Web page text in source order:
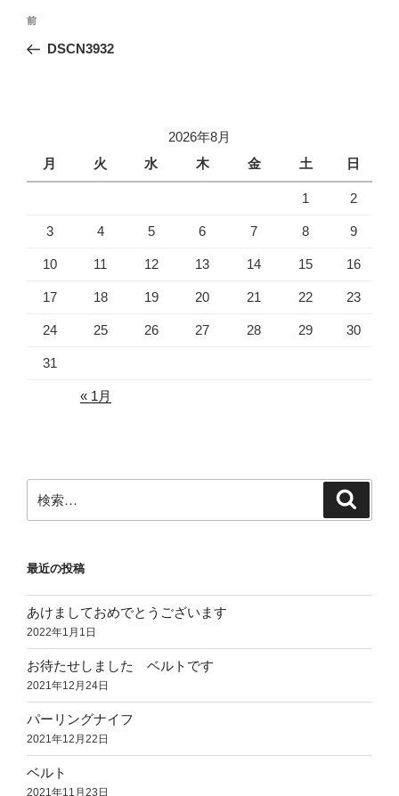
投
ナ
ョ
前
の
前
DSCN3932
2026年8月
月
火 水 木 金 土 日
1 2
3 4 5 6 7 8 9
10 11 12 13 14 15 16
17 18 19 20 21 22 23
24 25 26 27 28 29 30
31
« 1月
索:
最近の投稿
あけましておめでとうございます
2022年1月1日
お待たせしました ベルトです
2021年12月24日
パーリングナイフ
2021年12月22日
ベルト
2021年11月23日